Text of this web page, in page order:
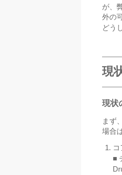
が、
外の
どう
現
現状
まず
場合
■